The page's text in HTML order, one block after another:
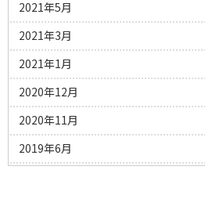
2021年5月
2021年3月
2021年1月
2020年12月
2020年11月
2019年6月